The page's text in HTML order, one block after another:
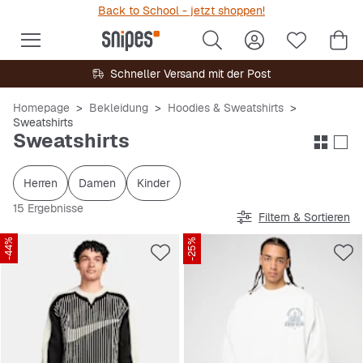
Back to School - jetzt shoppen!
Schneller Versand mit der Post
Homepage Bekleidung
Hoodies & Sweatshirts
Sweatshirts
Sweatshirts
Herren Damen
Kinder
15 Ergebnisse
Filtern & Sortieren
-44% -25%